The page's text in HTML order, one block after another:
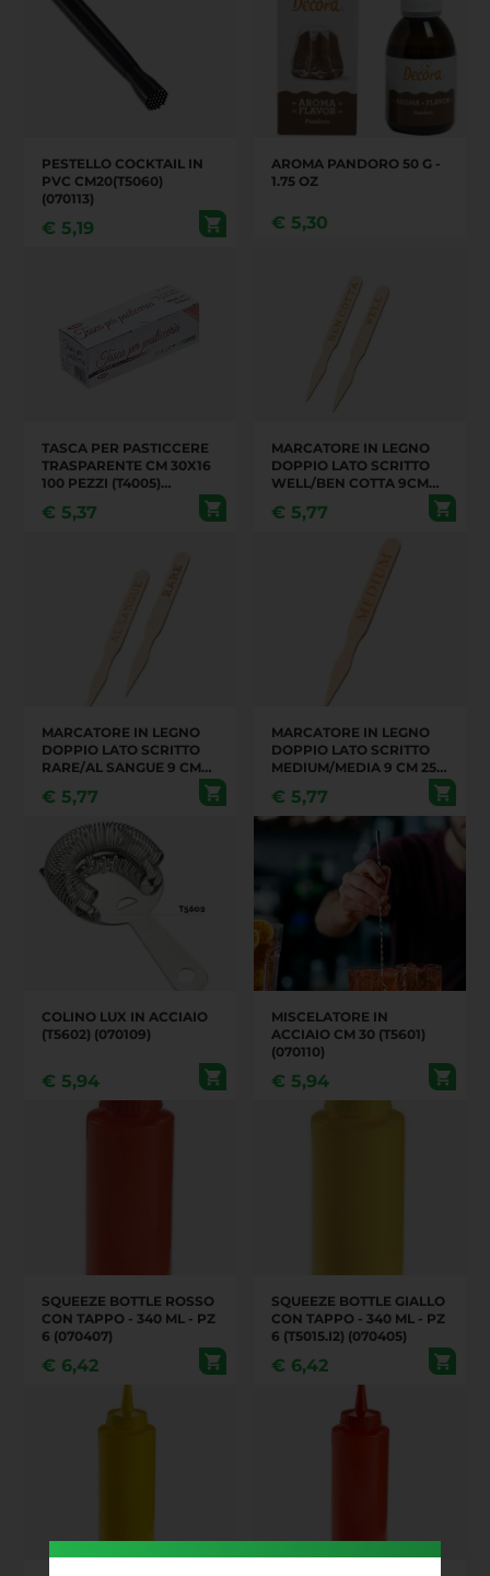
PESTELLO COCKTAIL IN
PVC CM20(T5060)
(070113)
€ 5,19
AROMA PANDORO 50 G -
1.75 OZ
€ 5,30
TASCA PER PASTICCERE
TRASPARENTE CM 30X16
100 PEZZI (T4005)
€ 5,37
MARCATORE IN LEGNO
DOPPIO LATO SCRITTO
WELL/BEN COTTA 9CM
€ 5,77
MARCATORE IN LEGNO
DOPPIO LATO SCRITTO
RARE/AL SANGUE 9 CM
€ 5,77
MARCATORE IN LEGNO
DOPPIO LATO SCRITTO
MEDIUM/MEDIA 9 CM 250
€ 5,77
COLINO LUX IN ACCIAIO
(T5602) (070109)
€ 5,94
MISCELATORE IN
ACCIAIO CM 30 (T5601)
(070110)
€ 5,94
SQUEEZE BOTTLE ROSSO
CON TAPPO - 340 ML - PZ
6 (070407)
€ 6,42
SQUEEZE BOTTLE GIALLO
CON TAPPO - 340 ML - PZ
6 (T5015.I2) (070405)
€ 6,42